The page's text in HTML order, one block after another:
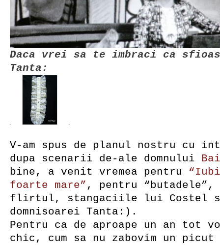
Daca vrei sa te imbraci ca
Tanta:
V-am spus de planul nostru cu
dupa scenarii de-ale domnului
bine, a venit vremea pentru
foarte mare” , pentru
flirtul, stangaciile lui Costel
domnisoarei Tanta:).
Pentru ca de aproape un an tot
chic, cum sa nu zabovim un